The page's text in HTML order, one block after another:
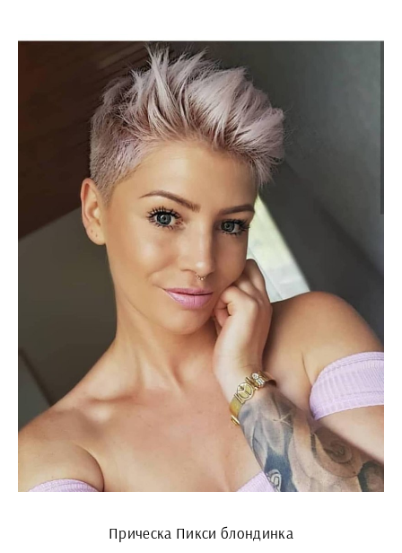
Прическа Пикси блондинка